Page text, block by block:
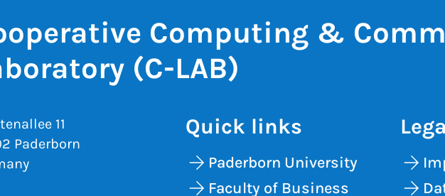
Computing &
(C-LAB)
11
Paderborn
Quick links
Paderborn University
Faculty of Business